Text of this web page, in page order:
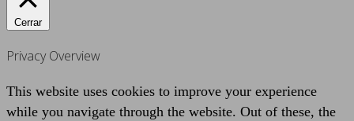
Cerrar
Privacy Overview
This website uses cookies to improve your experience
while you navigate through the website. Out of these, the